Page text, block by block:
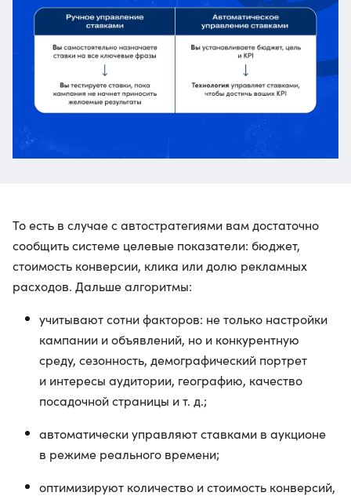
То есть в случае с автостратегиями вам достаточно
сообщить системе целевые показатели: бюджет,
стоимость конверсии, клика или долю рекламных
расходов. Дальше алгоритмы:
учитывают сотни факторов: не только настройки
кампании и объявлений, но и конкурентную
среду, сезонность, демографический портрет
и интересы аудитории, географию, качество
посадочной страницы и т. д.;
автоматически управляют ставками в аукционе
в режиме реального времени;
оптимизируют количество и стоимость конверсий,